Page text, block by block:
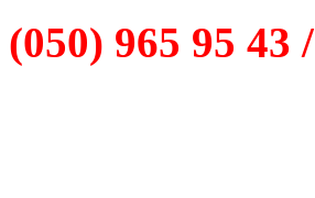
(050) 965 95 43 /